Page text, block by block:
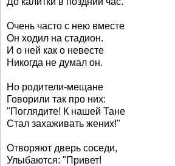
Очень часто с нею вместе
Он ходил на стадион.
И о ней как о невесте
Никогда не думал он.
Но родители-мещане
Говорили так про них:
"Поглядите! К нашей Тане
Стал захаживать жених!"
Отворяют дверь соседи,
Улыбаются: "Привет!